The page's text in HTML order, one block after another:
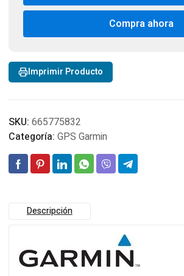
Tracking
Astro
320
Alpha
Compra ahora
Imprimir Producto
SKU: 665775832
Categoría: GPS Garmin
Descripción